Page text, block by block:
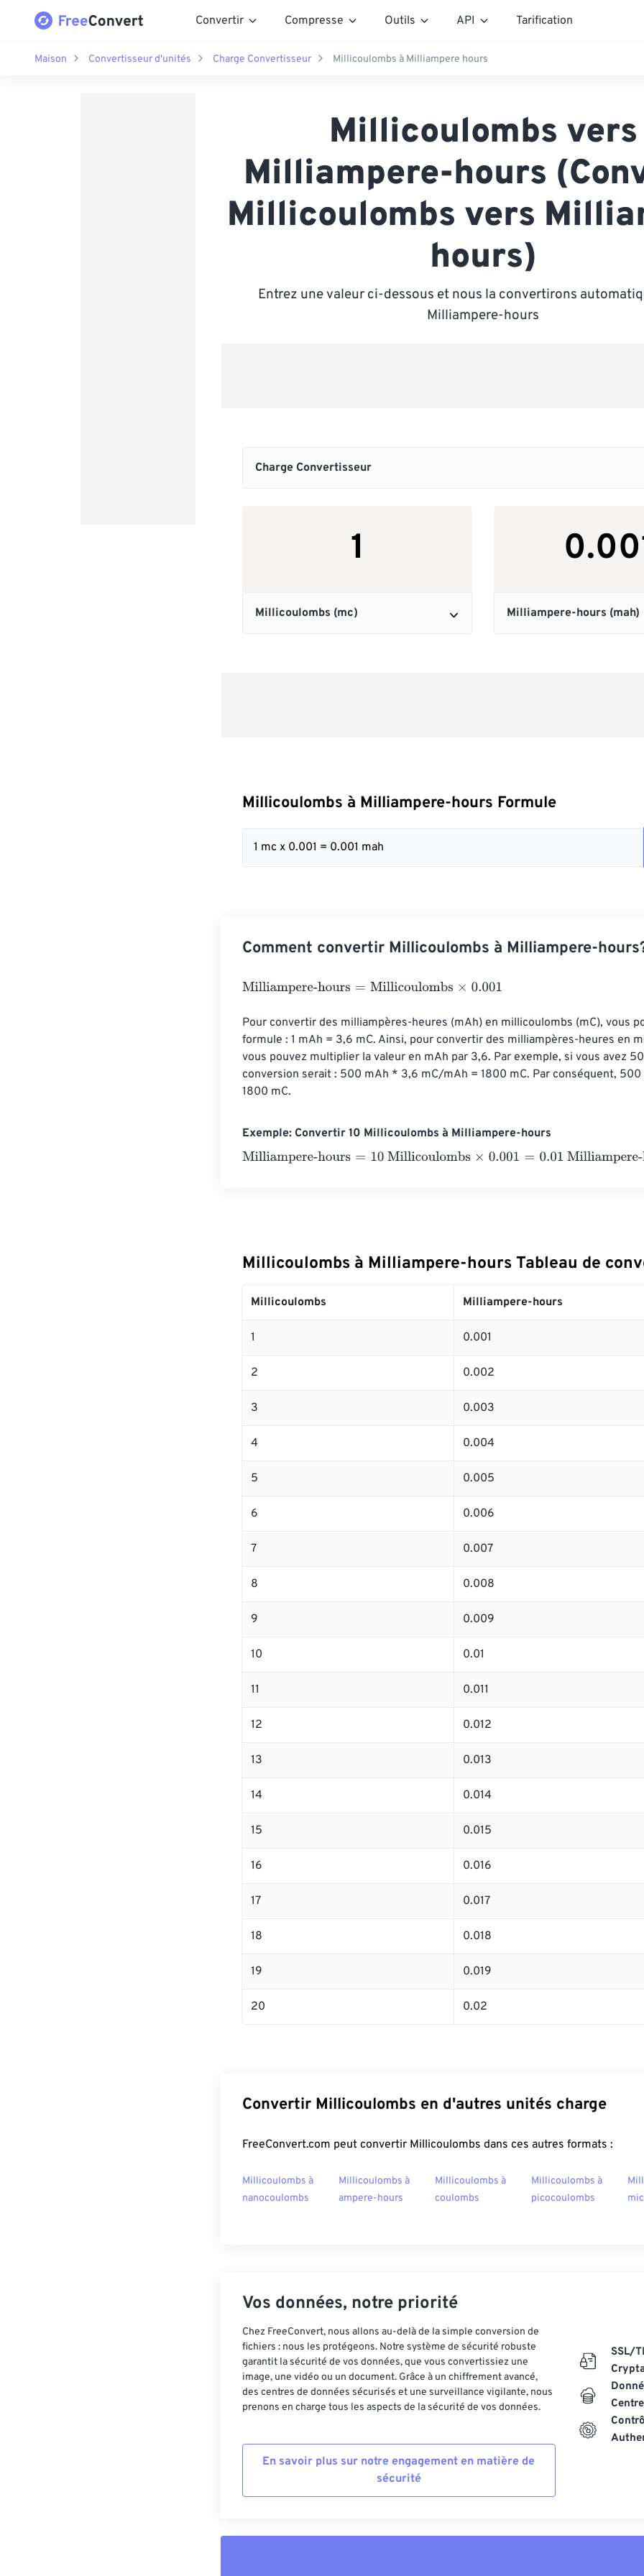
Convertir Compresse Outils API Tarification
Maison Convertisseur d'unités Charge Convertisseur Millicoulombs à Milliampere hours
Millicoulombs vers
Milliampere-hours
Millicoulombs vers
hours)
Entrez une valeur ci-dessous et nous la convertirons
Milliampere-hours
Millicoulombs à Milliampere-hours Formule
1 mc x 0.001 = 0.001 mah
Comment convertir Millicoulombs à Milliampere-
Milliampere-hours=Millicoulombs×0.001
Pour convertir des milliampères-heures (mAh) en millicoulombs (mC), vous
formule : 1 mAh = 3,6 mC. Ainsi, pour convertir des milliampères-heures en
vous pouvez multiplier la valeur en mAh par 3,6. Par exemple, si vous avez
conversion serait : 500 mAh * 3,6 mC/mAh = 1800 mC. Par conséquent,
1800 mC.
Exemple: Convertir 10 Millicoulombs à Milliampere-hours
Milliampere-hours=10 Millicoulombs×0.001= 0.01 Milliampere-hours
Millicoulombs à Milliampere-hours Tableau de
Millicoulombs Milliampere-hours
1 0.001
2 0.002
3 0.003
4 0.004
5 0.005
6 0.006
7 0.007
8 0.008
9 0.009
10 0.01
11 0.011
12 0.012
13 0.013
14 0.014
15 0.015
16 0.016
17 0.017
18 0.018
19 0.019
20 0.02
Convertir Millicoulombs en d'autres unités charge
FreeConvert.com peut convertir Millicoulombs dans ces autres formats :
Millicoulombs à
nanocoulombs
Millicoulombs à
ampere-hours
Millicoulombs à
coulombs
Millicoulombs à
picocoulombs
Vos données, notre priorité
Chez FreeConvert, nous allons au-delà de la simple conversion de
fichiers : nous les protégeons. Notre système de sécurité robuste
garantit la sécurité de vos données, que vous convertissiez une
image, une vidéo ou un document. Grâce à un chiffrement avancé,
des centres de données sécurisés et une surveillance vigilante, nous
prenons en charge tous les aspects de la sécurité de vos données.
En savoir plus sur notre engagement en matière de
sécurité
SSL/